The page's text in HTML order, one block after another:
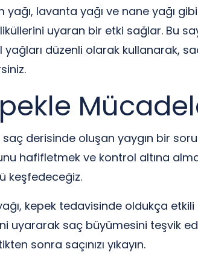
yağı, lavanta yağı ve nane yağı
uyaran bir etki sağlar. Bu
yağları düzenli olarak kullanarak,
saç derisinde oluşan yaygın bir
hafifletmek ve kontrol altına
keşfedeceğiz.
kepek tedavisinde oldukça etkili
uyararak saç büyümesini teşvik
sonra saçınızı yıkayın.